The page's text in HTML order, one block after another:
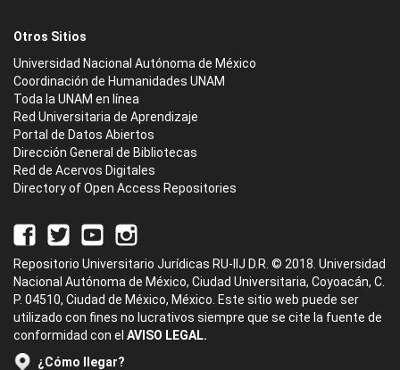
Otros Sitios
Universidad Nacional Autónoma de México
Coordinación de Humanidades UNAM
Toda la UNAM en línea
Red Universitaria de Aprendizaje
Portal de Datos Abiertos
Dirección General de Bibliotecas
Red de Acervos Digitales
Directory of Open Access Repositories
Repositorio Universitario Jurídicas RU-IIJ D.R. © 2018. Universidad
Nacional Autónoma de México, Ciudad Universitaria, Coyoacán, C.
P. 04510, Ciudad de México, México. Este sitio web puede ser
utilizado con fines no lucrativos siempre que se cite la fuente de
conformidad con el AVISO LEGAL.
¿Cómo llegar?